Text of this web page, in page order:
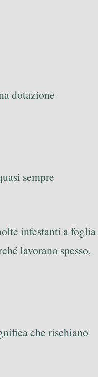
dotazione
sempre
infestanti a foglia
lavorano spesso,
che rischiano